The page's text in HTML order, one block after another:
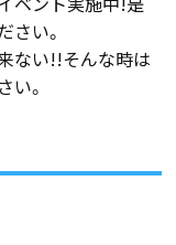
い。
ない!!そんな時は
い。